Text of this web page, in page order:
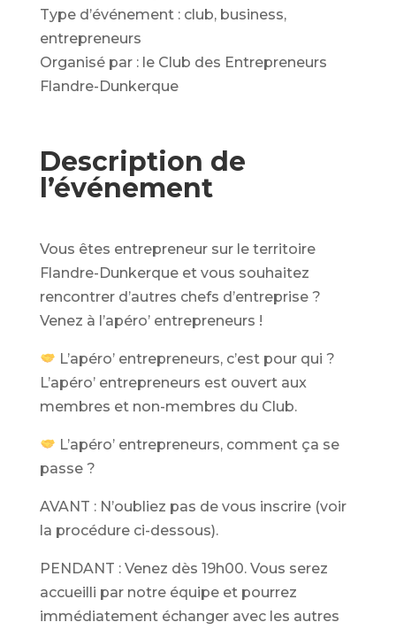
Type d’événement : club, business,
entrepreneurs
Organisé par : le Club des Entrepreneurs
Flandre-Dunkerque
Description de
l’événement
Vous êtes entrepreneur sur le territoire
Flandre-Dunkerque et vous souhaitez
rencontrer d’autres chefs d’entreprise ?
Venez à l’apéro’ entrepreneurs !
L’apéro’ entrepreneurs, c’est pour qui ?
L’apéro’ entrepreneurs est ouvert aux
membres et non-membres du Club.
L’apéro’ entrepreneurs, comment ça se
passe ?
AVANT : N’oubliez pas de vous inscrire (voir
la procédure ci-dessous).
PENDANT : Venez dès 19h00. Vous serez
accueilli par notre équipe et pourrez
immédiatement échanger avec les autres